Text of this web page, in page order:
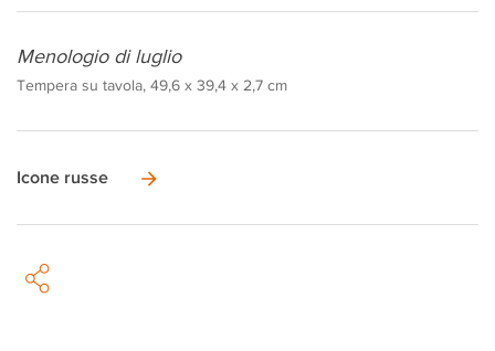
Menologio di luglio
Tempera su tavola, 49,6 x 39,4 x 2,7 cm
Icone russe